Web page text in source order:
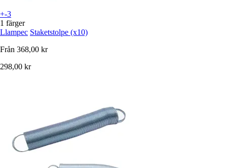
+-3
1 färger
Llampec Staketstolpe (x10)
Från 368,00 kr
298,00 kr